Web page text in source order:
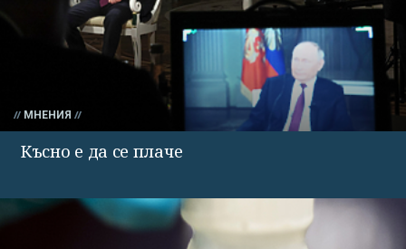
МНЕНИЯ
Късно е да се плаче